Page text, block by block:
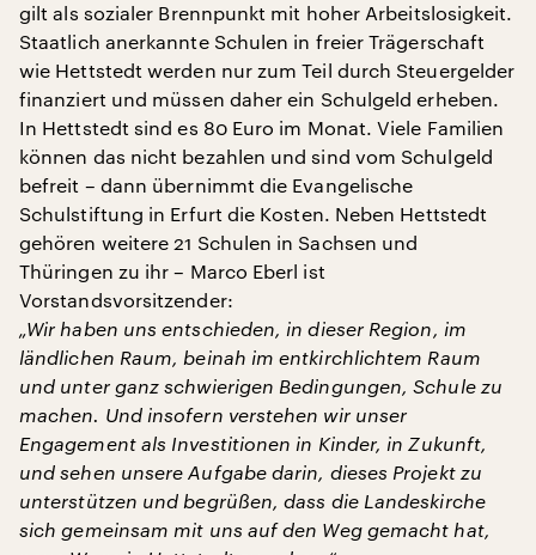
gilt als sozialer Brennpunkt mit hoher Arbeitslosigkeit.
Staatlich anerkannte Schulen in freier Trägerschaft
wie Hettstedt werden nur zum Teil durch Steuergelder
finanziert und müssen daher ein Schulgeld erheben.
In Hettstedt sind es 80 Euro im Monat. Viele Familien
können das nicht bezahlen und sind vom Schulgeld
befreit – dann übernimmt die Evangelische
Schulstiftung in Erfurt die Kosten. Neben Hettstedt
gehören weitere 21 Schulen in Sachsen und
Thüringen zu ihr – Marco Eberl ist
Vorstandsvorsitzender:
„Wir haben uns entschieden, in dieser Region, im
ländlichen Raum, beinah im entkirchlichtem Raum
und unter ganz schwierigen Bedingungen, Schule zu
machen. Und insofern verstehen wir unser
Engagement als Investitionen in Kinder, in Zukunft,
und sehen unsere Aufgabe darin, dieses Projekt zu
unterstützen und begrüßen, dass die Landeskirche
sich gemeinsam mit uns auf den Weg gemacht hat,